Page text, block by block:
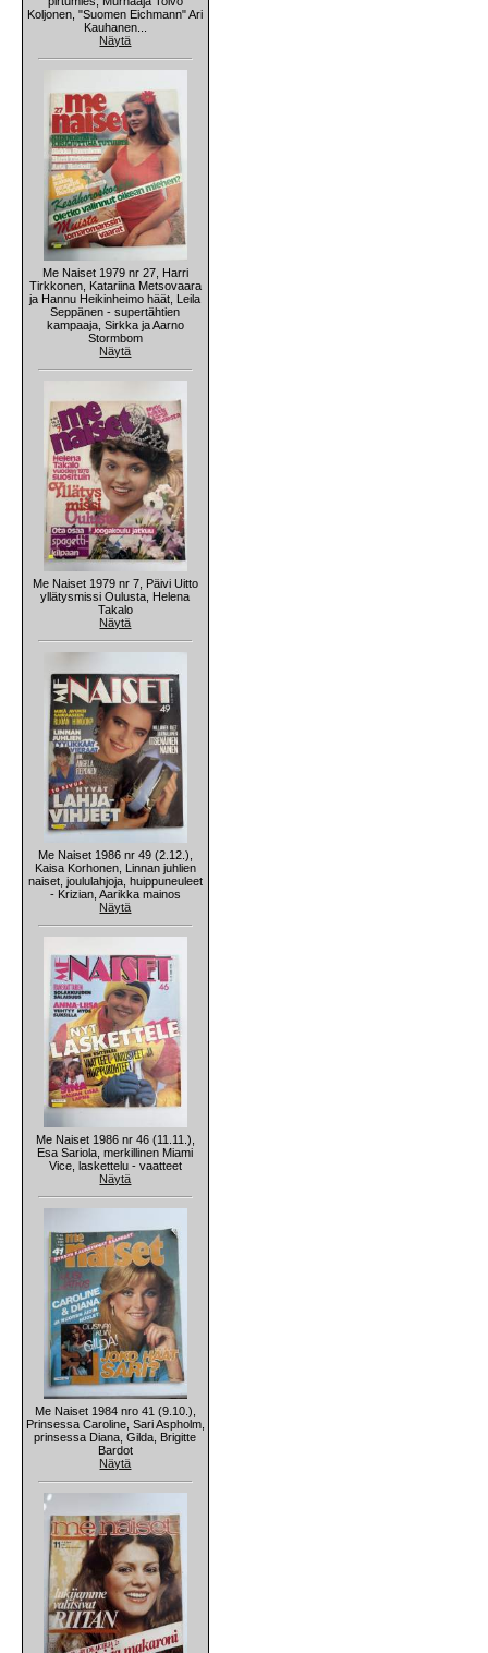
Koljonen, "Suomen Eichmann" Ari
Kauhanen...
Näytä
Me Naiset 1979 nr 27, Harri
Tirkkonen, Katariina Metsovaara
ja Hannu Heikinheimo häät, Leila
Seppänen - supertähtien
kampaaja, Sirkka ja Aarno
Stormbom
Näytä
Me Naiset 1979 nr 7, Päivi Uitto
yllätysmissi Oulusta, Helena
Takalo
Näytä
Me Naiset 1986 nr 49 (2.12.),
Kaisa Korhonen, Linnan juhlien
naiset, joululahjoja, huippuneuleet
- Krizian, Aarikka mainos
Näytä
Me Naiset 1986 nr 46 (11.11.),
Esa Sariola, merkillinen Miami
Vice, laskettelu - vaatteet
Näytä
Me Naiset 1984 nro 41 (9.10.),
Prinsessa Caroline, Sari Aspholm,
prinsessa Diana, Gilda, Brigitte
Bardot
Näytä